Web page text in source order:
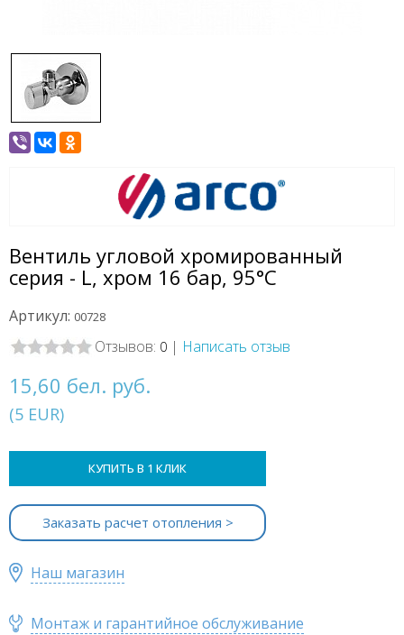
Вентиль угловой хромированный
серия - L, хром 16 бар, 95°С
Артикул: 00728
Отзывов: 0 | Написать отзыв
15,60 бел. руб.
(5 EUR)
КУПИТЬ В 1 КЛИК
Заказать расчет отопления >
Наш магазин
Монтаж и гарантийное обслуживание